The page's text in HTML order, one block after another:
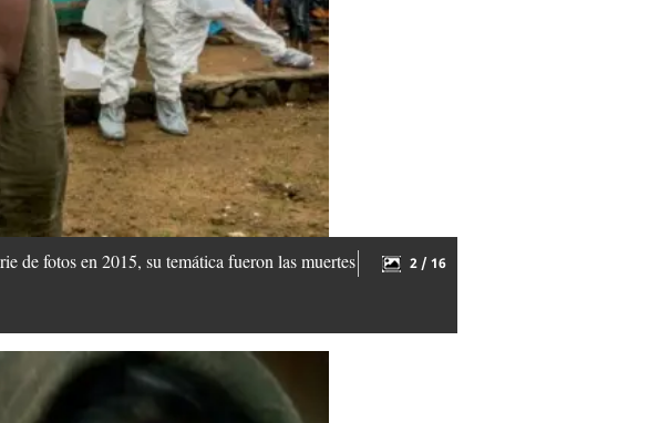
de fotos en 2015, su temática fueron las muertes
2 / 16